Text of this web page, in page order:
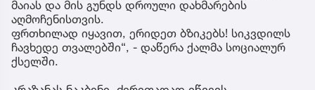
მაიას და მის გუნდს დროული დახმარების
აღმოჩენისთვის.
ფრთხილად იყავით, ერიდეთ ბზიკებს! სიკვდილს
ჩავხედე თვალებში“, - დაწერა ქალმა სოციალურ
ქსელში.